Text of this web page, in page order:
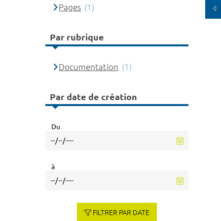
Pages (1)
Par rubrique
Documentation (1)
Par date de création
Du
à
FILTRER PAR DATE